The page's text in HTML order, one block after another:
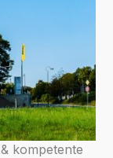
kompetente